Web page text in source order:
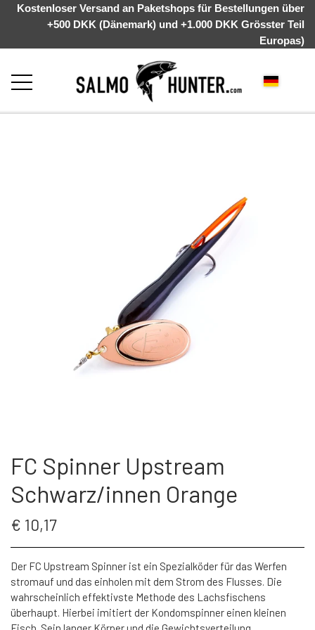
Kostenloser Versand an Paketshops für Bestellungen über
+500 DKK (Dänemark) und +1.000 DKK Grösster Teil
Europas)
WEBSHOP
KYSTGREJ
60 LURES
S.F.G KØ HO 21 G
LONGSHOT KENT ANDERSEN DESIGN
19 G
PUT & TAKE GREJ
ANGELRUTEN
LANDINGS NET
FC SPINNERS
ÜBER FC SPINNER
KONTAKT
FC Spinner Upstream
Schwarz/innen Orange
€ 10,17
Der FC Upstream Spinner ist ein Spezialköder für das Werfen
stromauf und das einholen mit dem Strom des Flusses. Die
wahrscheinlich effektivste Methode des Lachsfischens
überhaupt. Hierbei imitiert der Kondomspinner einen kleinen